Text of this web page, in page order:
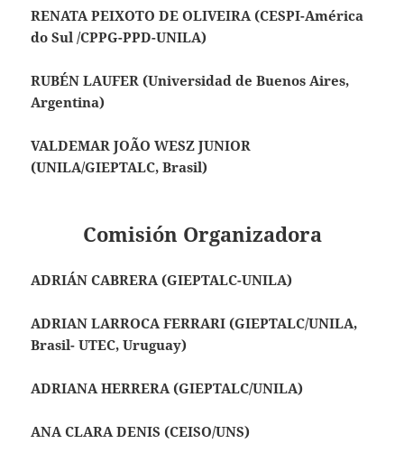
RENATA PEIXOTO DE OLIVEIRA (CESPI-América
do Sul /CPPG-PPD-UNILA)
RUBÉN LAUFER (Universidad de Buenos Aires,
Argentina)
VALDEMAR JOÃO WESZ JUNIOR
(UNILA/GIEPTALC, Brasil)
Comisión Organizadora
ADRIÁN CABRERA (GIEPTALC-UNILA)
ADRIAN LARROCA FERRARI (GIEPTALC/UNILA,
Brasil- UTEC, Uruguay)
ADRIANA HERRERA (GIEPTALC/UNILA)
ANA CLARA DENIS (CEISO/UNS)